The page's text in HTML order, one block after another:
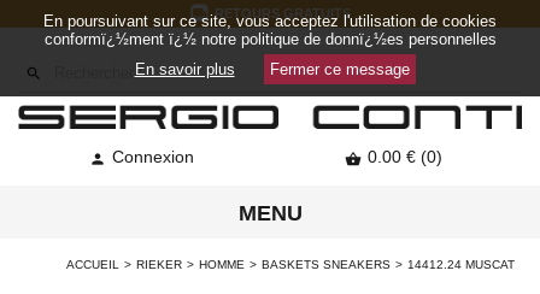
RETOURS GRATUITS

 Connexion  0.00 € (0)
MENU
ACCUEIL RIEKER HOMME BASKETS SNEAKERS 14412.24 MUSCAT
En poursuivant sur ce site, vous acceptez l'utilisation de cookies
conformï¿½ment ï¿½ notre politique de donnï¿½es personnelles
En savoir plus
Fermer ce message